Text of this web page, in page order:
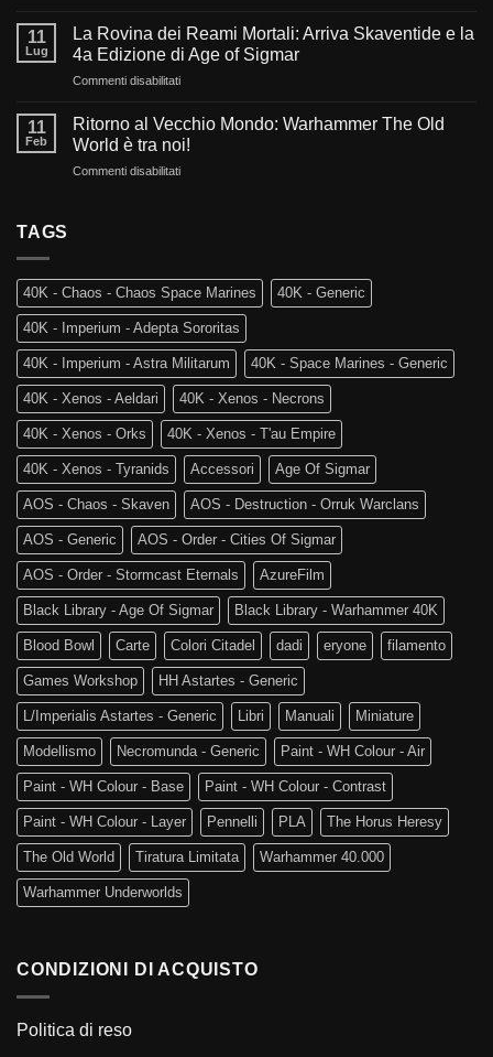
aspetta
nel
futuro
di
40.000?
Fede
e
Fuoco:
L’evoluzione
Warhammer
40.000
Kill
11
Lug
La Rovina dei Reami Mortali: Arriva Skaventide e la
4a Edizione di Age of Sigmar
Commenti disabilitatisu
Rovina
dei
Reami
Mortali:
Edizione
di
Age
of
Sigmar
11
Feb
Ritorno al Vecchio Mondo: Warhammer The Old
World è tra noi!
Commenti disabilitatisu
The
Old
World
tra
noi!
TAGS
40K - Chaos - Chaos Space Marines 40K - Generic
40K - Imperium - Adepta Sororitas
40K - Imperium - Astra Militarum 40K - Space Marines - Generic
40K - Xenos - Aeldari 40K - Xenos - Necrons
40K - Xenos - Orks 40K - Xenos - T'au Empire
40K - Xenos - Tyranids Accessori Age Of Sigmar
AOS - Chaos - Skaven AOS - Destruction - Orruk Warclans
AOS - Generic AOS - Order - Cities Of Sigmar
AOS - Order - Stormcast Eternals AzureFilm
Black Library - Age Of Sigmar Black Library - Warhammer 40K
Blood Bowl Carte Colori Citadel dadi eryone filamento
Games Workshop HH Astartes - Generic
L/Imperialis Astartes - Generic Libri Manuali Miniature
Modellismo Necromunda - Generic Paint - WH Colour - Air
Paint - WH Colour - Base Paint - WH Colour - Contrast
Paint - WH Colour - Layer Pennelli PLA The Horus Heresy
The Old World Tiratura Limitata Warhammer 40.000
Warhammer Underworlds
CONDIZIONI DI ACQUISTO
Politica di reso